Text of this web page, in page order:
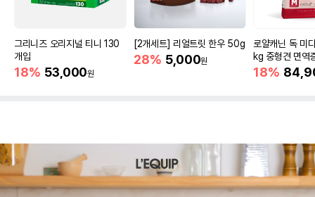
그리니즈 오리지널 티니 130
개입
18% 53,000원
[2개세트] 리얼트릿 한우 50g
28% 5,000원
로얄캐닌 독 미
kg 중형견 면역
18%